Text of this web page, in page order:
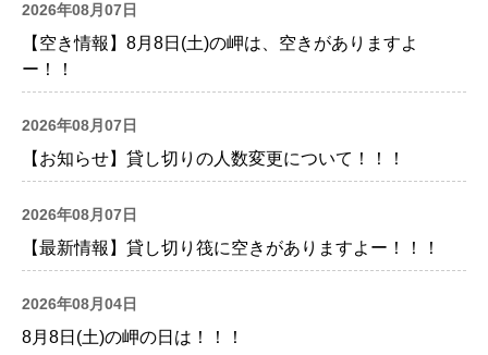
2026年08月07日
【空き情報】8月8日(土)の岬は、空きがありますよ
ー！！
2026年08月07日
【お知らせ】貸し切りの人数変更について！！！
2026年08月07日
【最新情報】貸し切り筏に空きがありますよー！！！
2026年08月04日
8月8日(土)の岬の日は！！！